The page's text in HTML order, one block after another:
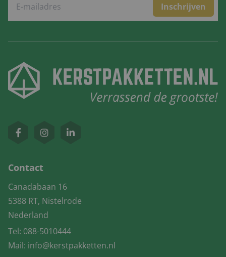
Inschrijven
Contact
Canadabaan 16
5388 RT, Nistelrode
Nederland
Tel: 088-5010444
Mail: info@kerstpakketten.nl